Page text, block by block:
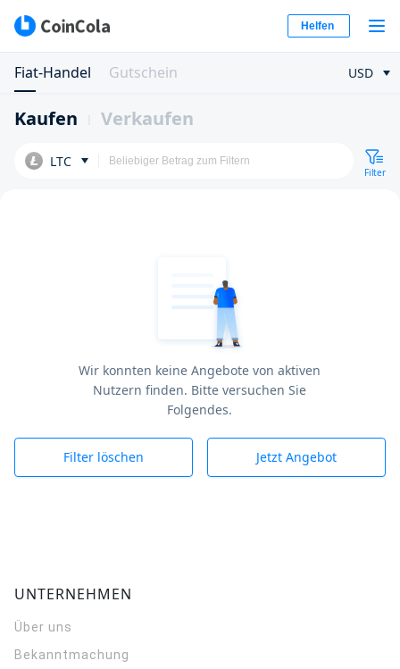
Helfen
Fiat-Handel Gutschein USD
Kaufen Verkaufen
LTC
Filter
Wir konnten keine Angebote von aktiven
Nutzern finden. Bitte versuchen Sie
Folgendes.
Filter löschen Jetzt Angebot
UNTERNEHMEN
Über uns
Bekanntmachung